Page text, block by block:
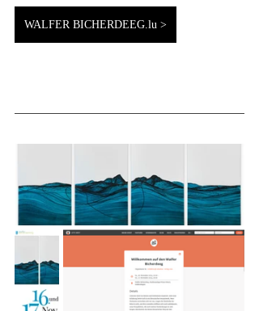
WALFER BICHERDEEG.lu >